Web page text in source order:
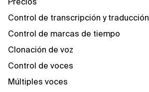
Control de transcripción y traducción
Control de marcas de tiempo
Clonación de voz
Control de voces
Múltiples voces